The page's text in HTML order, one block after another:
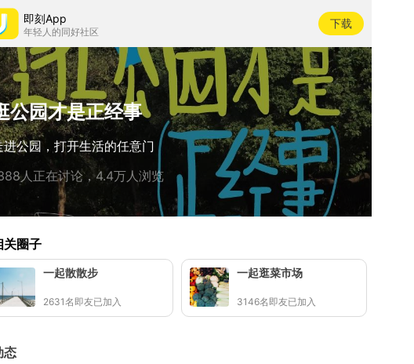
即刻App
年轻人的同好社区
下载
公园才是正经事
进公园，打开生活的任意门
人正在讨论，4.4万人浏览
关圈子
一起散散步
2631名即友已加入
一起逛菜市场
3146名即友已加入
态